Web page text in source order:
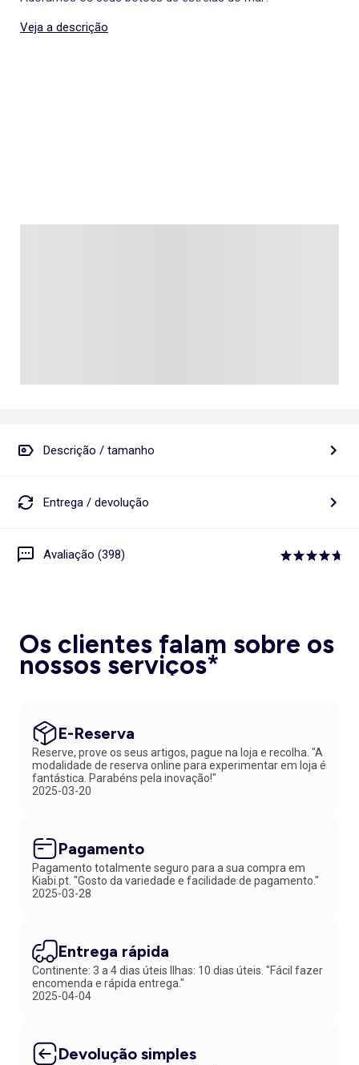
Veja a descrição
Descrição / tamanho
Entrega / devolução
Avaliação (398)
Os clientes falam sobre os
nossos serviços*
E-Reserva
Reserve, prove os seus artigos, pague na loja e recolha. "A
modalidade de reserva online para experimentar em loja é
fantástica. Parabéns pela inovação!"
2025-03-20
Pagamento
Pagamento totalmente seguro para a sua compra em
Kiabi.pt. "Gosto da variedade e facilidade de pagamento."
2025-03-28
Entrega rápida
Continente: 3 a 4 dias úteis Ilhas: 10 dias úteis. "Fácil fazer
encomenda e rápida entrega."
2025-04-04
Devolução simples